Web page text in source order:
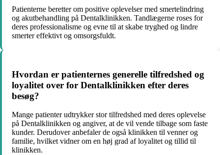
Patienterne beretter om positive oplevelser med smertelindring
og akutbehandling på Dentalklinikken. Tandlægerne roses for
deres professionalisme og evne til at skabe tryghed og lindre
smerter effektivt og omsorgsfuldt.
Hvordan er patienternes generelle tilfredshed og
loyalitet over for Dentalklinikken efter deres
besøg?
Mange patienter udtrykker stor tilfredshed med deres oplevelse
på Dentalklinikken og angiver, at de vil vende tilbage som faste
kunder. Derudover anbefaler de også klinikken til venner og
familie, hvilket vidner om en høj grad af loyalitet og tillid til
klinikken.